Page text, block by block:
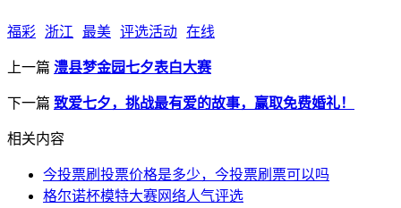
福彩 浙江 最美 评选活动 在线
上一篇 澧县梦金园七夕表白大赛
下一篇 致爱七夕，挑战最有爱的故事，赢取免费婚礼！
相关内容
今投票刷投票价格是多少，今投票刷票可以吗
格尔诺杯模特大赛网络人气评选